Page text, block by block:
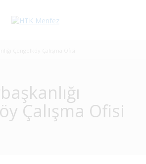
Çalışma Ofisi